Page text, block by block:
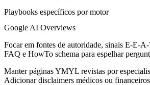
Playbooks específicos por motor
Google AI Overviews
Focar em fontes de autoridade, sinais E-E-
FAQ e HowTo schema para espelhar
Manter páginas YMYL revistas por
Adicionar disclaimers médicos ou